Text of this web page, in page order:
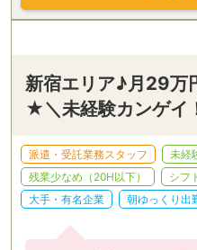
新宿エリア♪月29万
★＼未経験カンゲイ
派遣・受託業務スタッフ 未経
残業少なめ（20H以下）
シフ
大手・有名企業
朝ゆっくり出